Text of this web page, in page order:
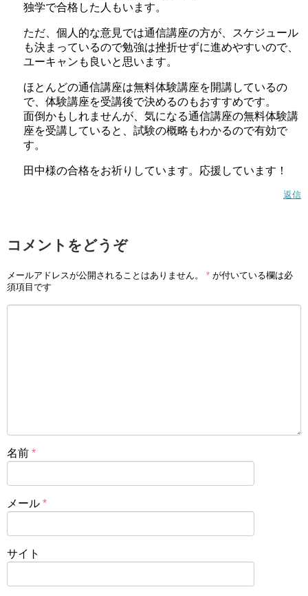
独学で合格した人もいます。
ただ、個人的な意見では通信講座の方が、スケジュール
も決まっているので勉強は挫折せずに進めやすいので、
ユーキャンも良いと思います。
ほとんどの通信講座は無料体験講座を開講しているの
で、体験講座を受講後で決めるのもおすすめです。
面倒かもしれませんが、気になる通信講座の無料体験講
座を受講していると、試験の概略もわかるので有効で
す。
田中様の合格をお祈りしています。応援しています！
返信
コメントをどうぞ
メールアドレスが公開されることはありません。 * が付いている欄は必
須項目です
名前 *
メール *
サイト